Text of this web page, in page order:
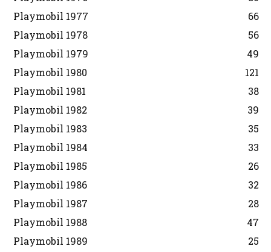
Playmobil 1977
66
Playmobil 1978
56
Playmobil 1979
49
Playmobil 1980
121
Playmobil 1981
38
Playmobil 1982
39
Playmobil 1983
35
Playmobil 1984
33
Playmobil 1985
26
Playmobil 1986
32
Playmobil 1987
28
Playmobil 1988
47
Playmobil 1989
25